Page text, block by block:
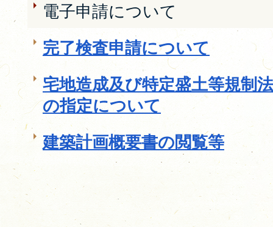
電子申請について
完了検査申請について
宅地造成及び特定盛土等規制
の指定について
建築計画概要書の閲覧等